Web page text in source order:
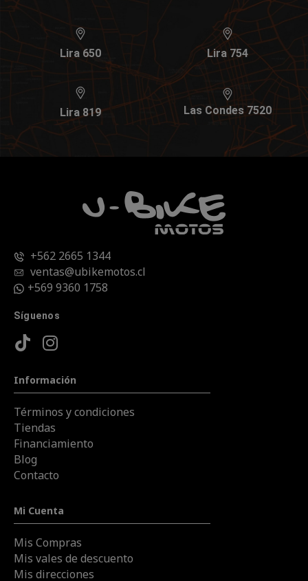
Lira 650 Lira 754
Lira 819 Las Condes 7520
+562 2665 1344
ventas@ubikemotos.cl
+569 9360 1758
Síguenos
Información
Términos y condiciones
Tiendas
Financiamiento
Blog
Contacto
Mi Cuenta
Mis Compras
Mis vales de descuento
Mis direcciones